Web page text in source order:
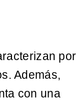
por
Además,
con una